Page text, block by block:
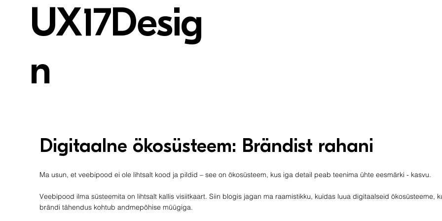
UX17Desig
n
Digitaalne ökosüsteem: Brändist rahani
Ma usun, et veebipood ei ole lihtsalt kood ja pildid – see on ökosüsteem, kus iga detail peab teenima ühte eesmärki - kasvu.
Veebipood ilma süsteemita on lihtsalt kallis visiitkaart. Siin blogis jagan ma raamistikku, kuidas luua digitaalseid ökosüsteeme,
brändi tähendus kohtub andmepõhise müügiga.